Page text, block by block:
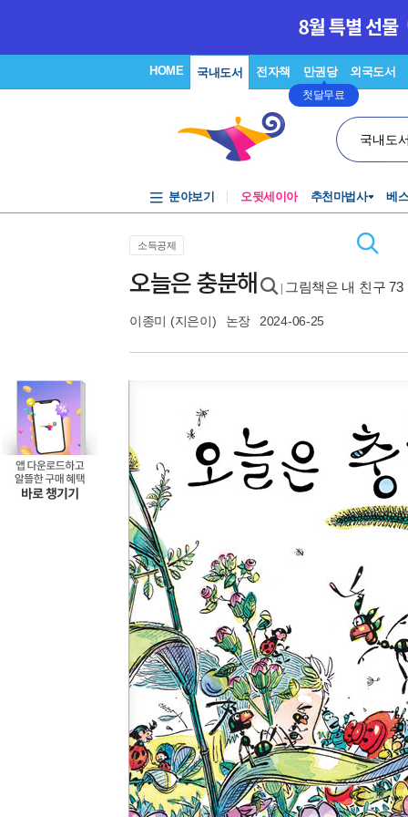
HOME 국내도서 전자책 만권당
첫달무료
외국도서
국내도
분야보기 오뒷세이아 추천마법사 베
소득공제
오늘은 충분해 그림책은 내 친구 73
이종미 (지은이) 논장 2024-06-25